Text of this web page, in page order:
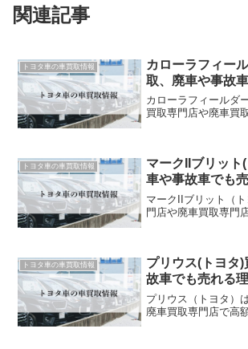
関連記事
トヨタ車の車買取情報
カローラフィー
取、廃車や事故
カローラフィールダ
買取専門店や廃車買
トヨタ車の車買取情報
マークIIブリット
車や事故車でも
マークIIブリット（
門店や廃車買取専門
トヨタ車の車買取情報
プリウス(トヨタ
故車でも売れる
プリウス（トヨタ）
廃車買取専門店で高